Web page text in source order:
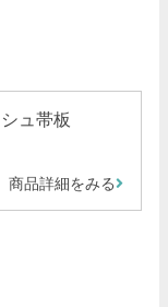
ュ帯板
商品詳細をみる